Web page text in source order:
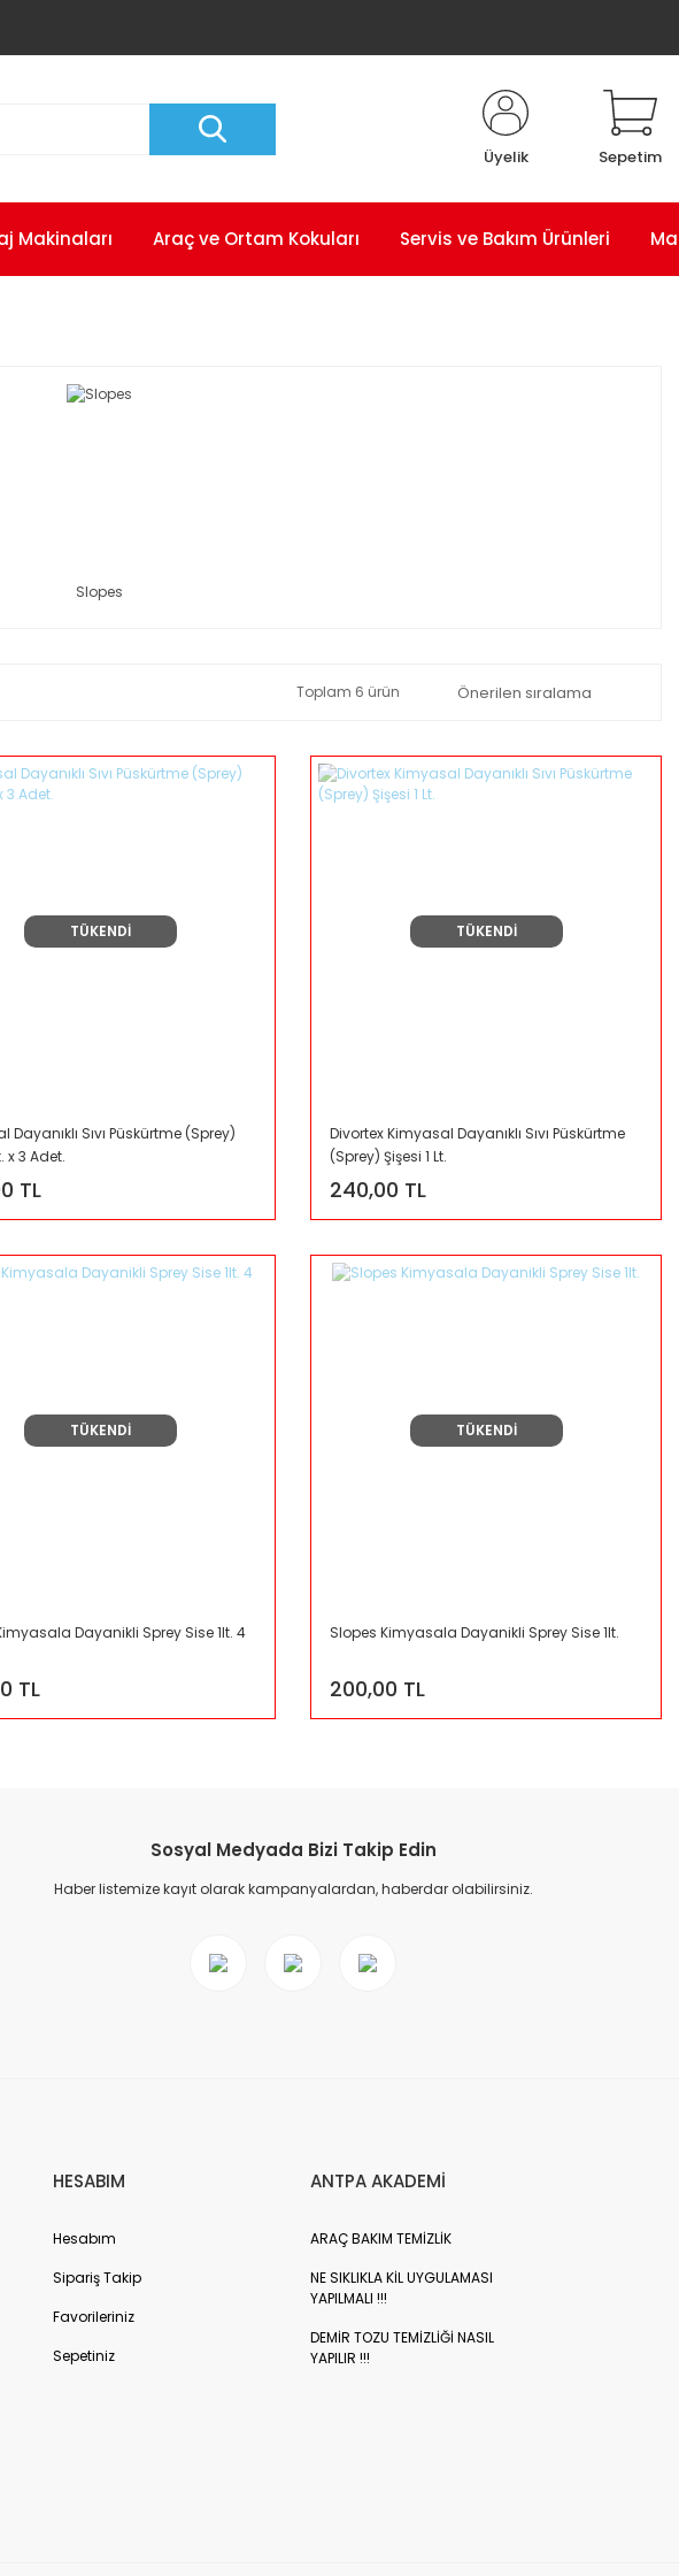
Üyelik Sepetim
Makinaları Araç ve Ortam Kokuları Servis ve Bakım Ürünleri
Slopes
Toplam 6 ürün
TÜKENDİ
Dayanıklı Sıvı Püskürtme (Sprey)
x 3 Adet.
TL
TÜKENDİ
Divortex Kimyasal Dayanıklı Sıvı Püskürtme
(Sprey) Şişesi 1 Lt.
240,00 TL
TÜKENDİ
Dayanikli Sprey Sise 1lt. 4
TL
TÜKENDİ
Slopes Kimyasala Dayanikli Sprey Sise 1lt.
200,00 TL
Sosyal Medyada Bizi Takip Edin
Haber listemize kayıt olarak kampanyalardan, haberdar olabilirsiniz.
HESABIM
Hesabım
Sipariş Takip
Favorileriniz
Sepetiniz
ANTPA AKADEMİ
ARAÇ BAKIM TEMİZLİK
NE SIKLIKLA KİL UYGULAMASI
YAPILMALI !!!
DEMİR TOZU TEMİZLİĞİ NASIL
YAPILIR !!!